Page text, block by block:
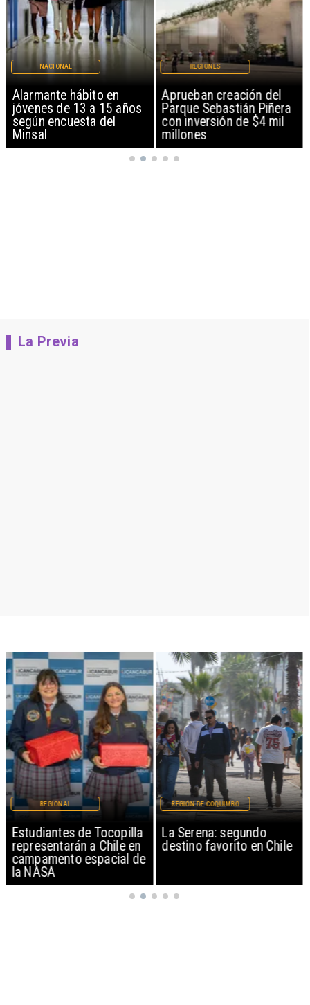
Alarmante hábito en
jóvenes de 13 a 15 años
según encuesta del
Minsal
NACIONAL
Aprueban creación del
Parque Sebastián Piñera
con inversión de $4 mil
millones
REGIONES
La Previa
Estudiantes de Tocopilla
representarán a Chile en
campamento espacial de
la NASA
REGIONAL
La Serena: segundo
destino favorito en Chile
REGIÓN DE COQUIMBO